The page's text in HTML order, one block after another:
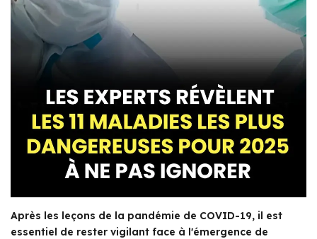
Après les leçons de la pandémie de COVID-19, il est
essentiel de rester vigilant face à l'émergence de